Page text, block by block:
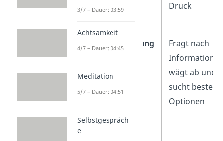
Druck
Lösungsorientierung
Fragt nach
wägt ab und
sucht beste
Optionen
3/7 – Dauer: 03:59
Achtsamkeit
4/7 – Dauer: 04:45
Meditation
5/7 – Dauer: 04:51
Selbstgespräch
e